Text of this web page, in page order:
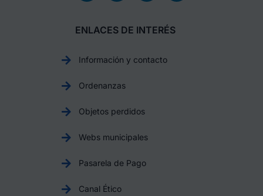
ENLACES DE INTERÉS
Información y contacto
Ordenanzas
Objetos perdidos
Webs municipales
Pasarela de Pago
Canal Ético